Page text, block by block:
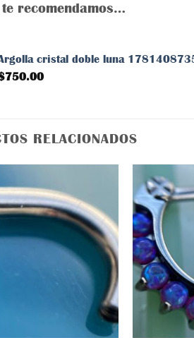
te recomendamos…
cristal doble luna
750.00
RELACIONADOS
Añadir
a la
lista
deseos